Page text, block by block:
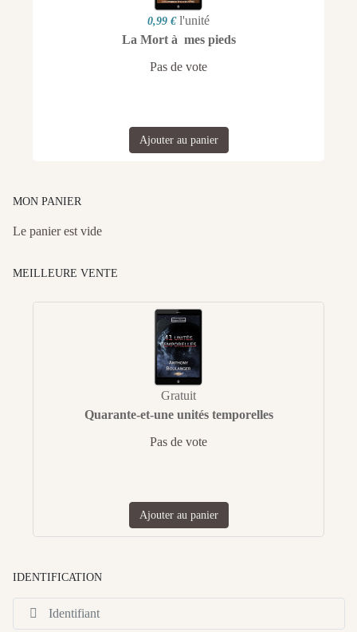
0,99 € l'unité
La Mort à mes pieds
Pas de vote
Ajouter au panier
MON PANIER
Le panier est vide
MEILLEURE VENTE
Gratuit
Quarante-et-une unités temporelles
Pas de vote
Ajouter au panier
IDENTIFICATION